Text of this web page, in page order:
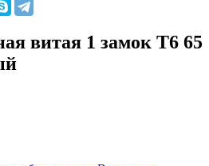
витая 1 замок Т6 65